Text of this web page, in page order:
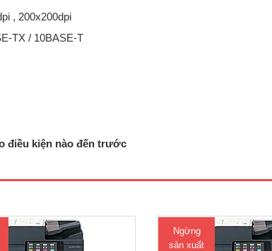
, 200x200dpi
TX / 10BASE-T
điều kiện nào đến trước
Tốc độ copy liên tục : 30
bị lưu trữ : SSD 128GB - Màn
Ngừng
sản xuất
lượng thiết bị lưu trữ :